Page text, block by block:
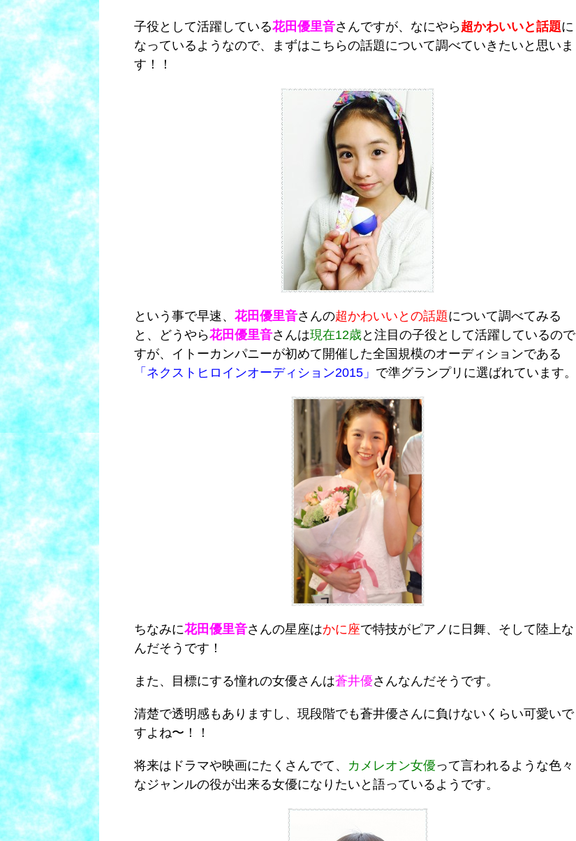
子役として活躍している花田優里音さんですが、なにやら超かわいいと話題に
なっているようなので、まずはこちらの話題について調べていきたいと思いま
す！！
という事で早速、 花田優里音さんの超かわいいとの話題について調べてみる
と、どうやら花田優里音さんは現在12歳と注目の子役として活躍しているので
すが、イトーカンパニーが初めて開催した全国規模のオーディションである
「ネクストヒロインオーディション2015」 で準グランプリに選ばれています。
ちなみに花田優里音さんの星座はかに座で特技がピアノに日舞、そして陸上な
んだそうです！
また、目標にする憧れの女優さんは蒼井優さんなんだそうです。
清楚で透明感もありますし、現段階でも蒼井優さんに負けないくらい可愛いで
すよね〜！！
将来はドラマや映画にたくさんでて、 カメレオン女優って言われるような色々
なジャンルの役が出来る女優になりたいと語っているようです。